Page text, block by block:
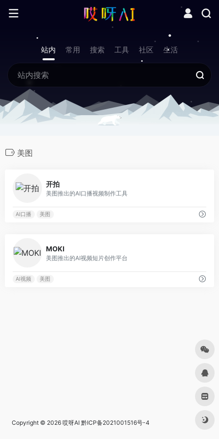
站内 常用 搜索 工具 社区 生活
美图
开拍
美图推出的AI口播视频制作工具
AI口播 美图
MOKI
美图推出的AI视频短片创作平台
AI视频 美图
Copyright © 2026 哎呀AI 黔ICP备2021001516号-4